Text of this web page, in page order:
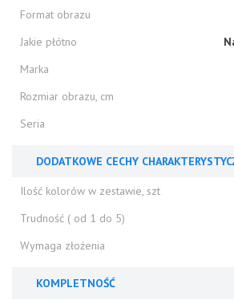
Format obrazu
Jakie płótno
Marka
Rozmiar obrazu, cm
Seria
DODATKOWE CECHY
Ilość kolorów w zestawie, szt
Trudność ( od 1 do 5)
Wymaga złożenia
KOMPLETNOŚĆ